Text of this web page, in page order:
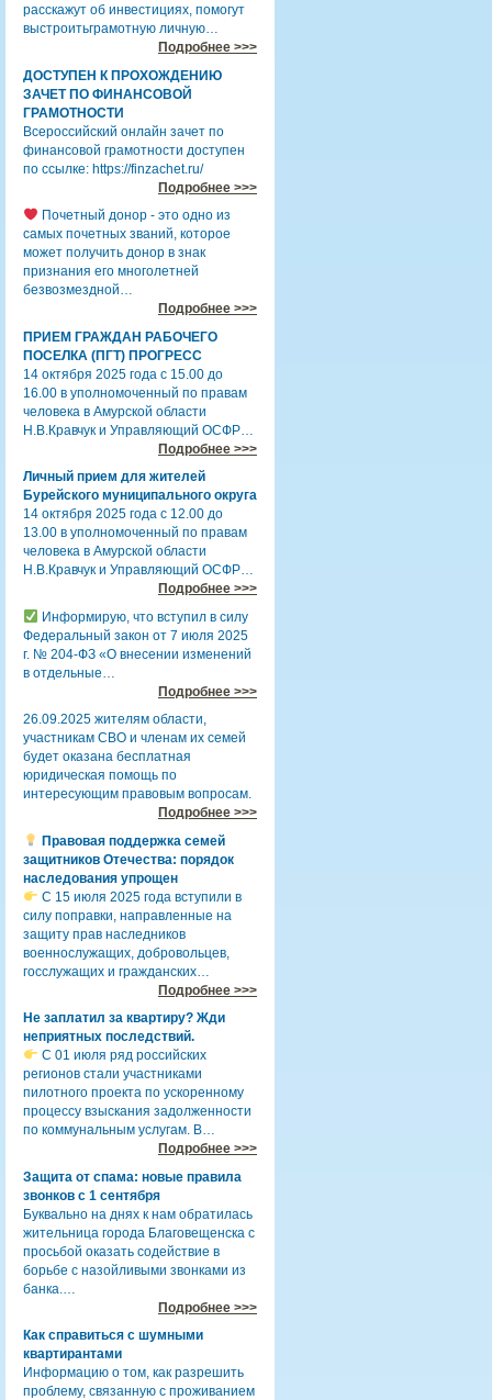
расскажут об инвестициях, помогут
выстроитьграмотную личную…
Подробнее >>>
ДОСТУПЕН К ПРОХОЖДЕНИЮ
ЗАЧЕТ ПО ФИНАНСОВОЙ
ГРАМОТНОСТИ
Всероссийский онлайн зачет по
финансовой грамотности доступен
по ссылке: https://finzachet.ru/
Подробнее >>>
Почетный донор - это одно из
самых почетных званий, которое
может получить донор в знак
признания его многолетней
безвозмездной…
Подробнее >>>
ПРИЕМ ГРАЖДАН РАБОЧЕГО
ПОСЕЛКА (ПГТ) ПРОГРЕСС
14 октября 2025 года с 15.00 до
16.00 в уполномоченный по правам
человека в Амурской области
Н.В.Кравчук и Управляющий ОСФР…
Подробнее >>>
Личный прием для жителей
Бурейского муниципального округа
14 октября 2025 года с 12.00 до
13.00 в уполномоченный по правам
человека в Амурской области
Н.В.Кравчук и Управляющий ОСФР…
Подробнее >>>
Информирую, что вступил в силу
Федеральный закон от 7 июля 2025
г. № 204-ФЗ «О внесении изменений
в отдельные…
Подробнее >>>
26.09.2025 жителям области,
участникам СВО и членам их семей
будет оказана бесплатная
юридическая помощь по
интересующим правовым вопросам.
Подробнее >>>
Правовая поддержка семей
защитников Отечества: порядок
наследования упрощен
С 15 июля 2025 года вступили в
силу поправки, направленные на
защиту прав наследников
военнослужащих, добровольцев,
госслужащих и гражданских…
Подробнее >>>
Не заплатил за квартиру? Жди
неприятных последствий.
С 01 июля ряд российских
регионов стали участниками
пилотного проекта по ускоренному
процессу взыскания задолженности
по коммунальным услугам. В…
Подробнее >>>
Защита от спама: новые правила
звонков с 1 сентября
Буквально на днях к нам обратилась
жительница города Благовещенска с
просьбой оказать содействие в
борьбе с назойливыми звонками из
банка.…
Подробнее >>>
Как справиться с шумными
квартирантами
Информацию о том, как разрешить
проблему, связанную с проживанием